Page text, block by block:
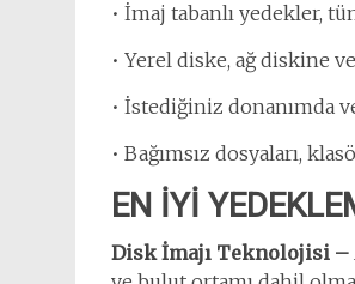
• İmaj tabanlı yedekler,
• Yerel diske, ağ diskine
• İstediğiniz donanımda
• Bağımsız dosyaları,
EN İYİ
Disk İmajı Teknolojisi –